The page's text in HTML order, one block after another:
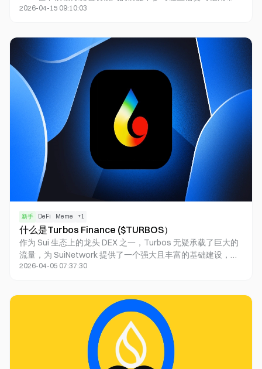
场。本文从定位、机制、参与方、风险与应用场景出发，系统
2026-04-15 09:10:03
新手 DeFi Meme +1
什么是Turbos Finance ($TURBOS）
作为 Sui 生态上的龙头 DEX 之一，Turbos 无疑承载了巨大的
流量，为 SuiNetwork 提供了一个强大且丰富的基础建设，不
仅为用户提供回报率最大化，还为 Sui 链上的生态项目提供上
2026-04-05 07:37:30